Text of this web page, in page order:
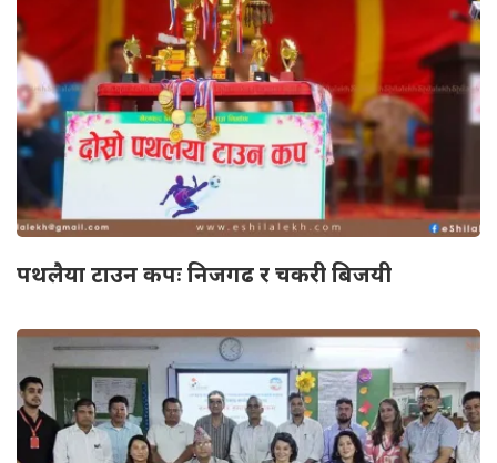
पथलैया टाउन कपः निजगढ र चकरी बिजयी